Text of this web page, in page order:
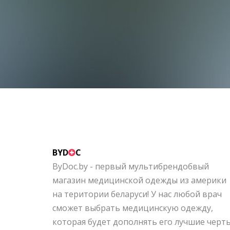
BYD
C
ByDoc.by - первый мультибрендобвый
магазин медицинской одежды из америки
на територии беларуси! У нас любой врач
сможет выбрать медицинскую одежду,
которая будет дополнять его лучшие